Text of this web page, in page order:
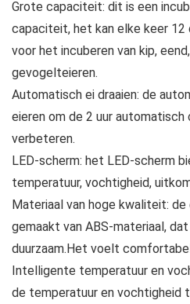
Grote capaciteit: dit is een
capaciteit, het kan elke keer
voor het incuberen van kip,
gevogelteieren.
Automatisch ei draaien: de
eieren om de 2 uur automatisch
verbeteren.
LED-scherm: het LED-scherm
temperatuur, vochtigheid,
Materiaal van hoge kwaliteit:
gemaakt van ABS-materiaal,
duurzaam.Het voelt
Intelligente temperatuur en
de temperatuur en vochtigheid